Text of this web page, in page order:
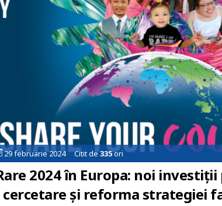
29 februarie 2024 Citit de335ori
2024 în Europa: noi
și reforma strategiei